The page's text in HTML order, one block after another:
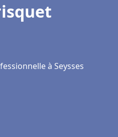
à Seysses